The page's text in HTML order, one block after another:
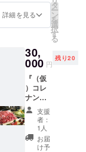
*********
*******
粒丁寧
に梱包
をし
て、お
客様の
元へ発
送させ
て頂き
ます。
味・
形・
糸』さ
んのお
菓子
セット
りいた
しま
す。
*********
*********
*********
*********
*********
*******
一糸
は、幕
詳細を見る
タ
ー
ン
を
選
択
す
る
30,
000 円
残り20
『（仮
）コレ
ナンデ
商店
街』の
隣の
隣、ご
近所さ
支援
者：
1人
お届
け予